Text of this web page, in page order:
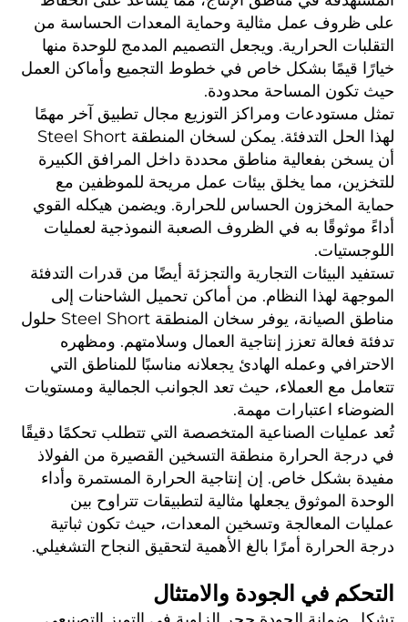
على ظروف عمل مثالية وحماية المعدات الحساسة من
التقلبات الحرارية. ويجعل التصميم المدمج للوحدة منها
خيارًا قيمًا بشكل خاص في خطوط التجميع وأماكن العمل
حيث تكون المساحة محدودة.
تمثل مستودعات ومراكز التوزيع مجال تطبيق آخر مهمًا
أن يسخن بفعالية مناطق محددة داخل المرافق الكبيرة
للتخزين، مما يخلق بيئات عمل مريحة للموظفين مع
حماية المخزون الحساس للحرارة. ويضمن هيكله القوي
أداءً موثوقًا به في الظروف الصعبة النموذجية لعمليات
اللوجستيات.
تستفيد البيئات التجارية والتجزئة أيضًا من قدرات التدفئة
الموجهة لهذا النظام. من أماكن تحميل الشاحنات إلى
مناطق الصيانة، يوفر سخان المنطقة Steel Short حلول
تدفئة فعالة تعزز إنتاجية العمال وسلامتهم. ومظهره
الاحترافي وعمله الهادئ يجعلانه مناسبًا للمناطق التي
تتعامل مع العملاء، حيث تعد الجوانب الجمالية ومستويات
الضوضاء اعتبارات مهمة.
تُعد عمليات الصناعية المتخصصة التي تتطلب تحكمًا دقيقًا
في درجة الحرارة منطقة التسخين القصيرة من الفولاذ
مفيدة بشكل خاص. إن إنتاجية الحرارة المستمرة وأداء
الوحدة الموثوق يجعلها مثالية لتطبيقات تتراوح بين
عمليات المعالجة وتسخين المعدات، حيث تكون ثباتية
درجة الحرارة أمرًا بالغ الأهمية لتحقيق النجاح التشغيلي.
التحكم في الجودة والامتثال